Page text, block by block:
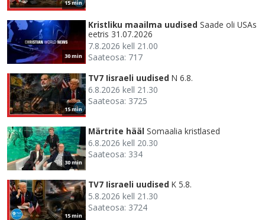
15 min
30 min
Kristliku maailma uudised Saade oli USAs
eetris 31.07.2026
7.8.2026 kell 21.00
Saateosa: 717
15 min
TV7 Iisraeli uudised N 6.8.
6.8.2026 kell 21.30
Saateosa: 3725
30 min
Märtrite hääl Somaalia kristlased
6.8.2026 kell 20.30
Saateosa: 334
15 min
TV7 Iisraeli uudised K 5.8.
5.8.2026 kell 21.30
Saateosa: 3724